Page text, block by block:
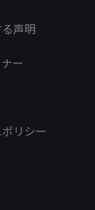
声明
ー
リシー